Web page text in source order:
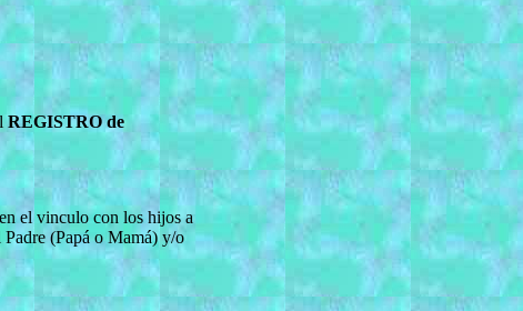
REGISTRO de
el vinculo con los hijos a
(Papá o Mamá) y/o